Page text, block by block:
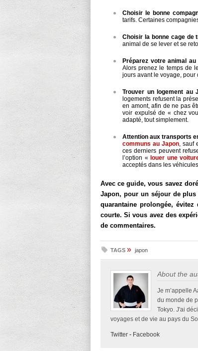
Choisir le bonne
tarifs. Certaines
Choisir la bonne cage de
animal de se lever et se
Préparez votre animal au
Alors prenez le temps de
jours avant le voyage, pour
Trouver un logement au
logements refusent la
en amont, afin de ne pas
voir expulsé de « chez
adapté, tout simplement.
Attention aux transports
communs au Japon, sauf
ces derniers peuvent
l’option « louer une
acceptés dans les
Avec ce guide, vous savez
Japon, pour un séjour de
quarantaine prolongée,
courte. Si vous avez des
de commentaires.
TAGS » japon
About the
Je m’appelle
du monde de
Tokyo. J'ai
voyages et de vie au pays du
Twitter - Facebook